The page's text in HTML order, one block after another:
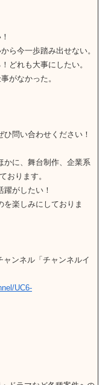
ら今一歩踏み出せない。
どれも大事にしたい。
がなかった。
問い合わせください！
かに、舞台制作、企業系
おります。
躍がしたい！
を楽しみにしておりま
ャンネル「チャンネルイ
UC6-